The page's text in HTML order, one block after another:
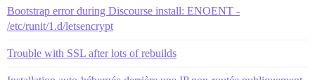
Bootstrap error during Discourse install: ENOENT -
/etc/runit/1.d/letsencrypt
Trouble with SSL after lots of rebuilds